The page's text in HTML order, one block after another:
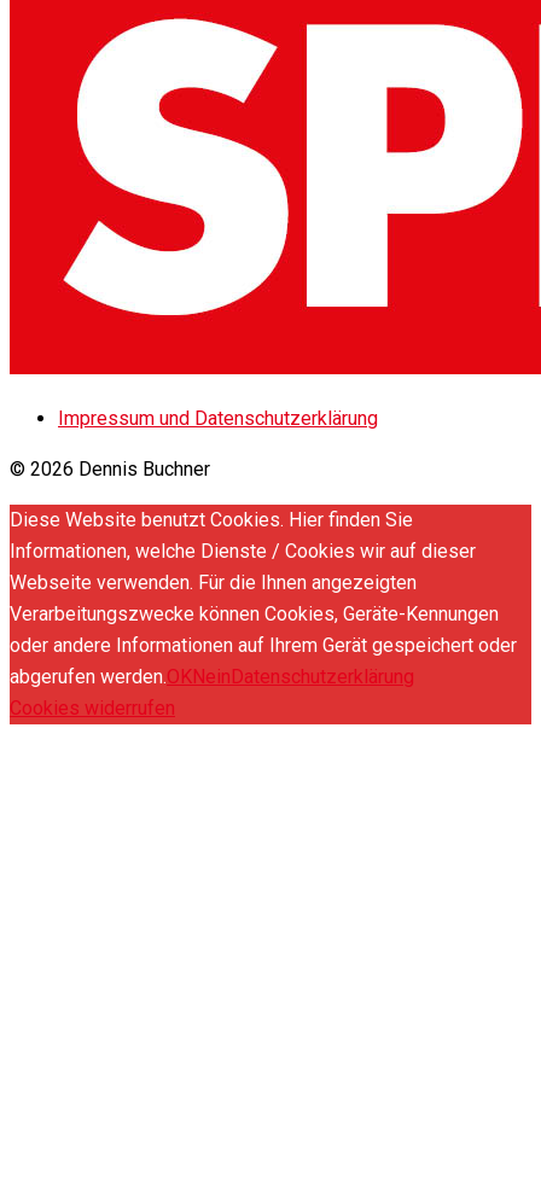
Impressum und Datenschutzerklärung
© 2026 Dennis Buchner
Diese Website benutzt Cookies. Hier finden Sie
Informationen, welche Dienste / Cookies wir auf dieser
Webseite verwenden. Für die Ihnen angezeigten
Verarbeitungszwecke können Cookies, Geräte-Kennungen
oder andere Informationen auf Ihrem Gerät gespeichert oder
abgerufen werden.OKNeinDatenschutzerklärung
Cookies widerrufen